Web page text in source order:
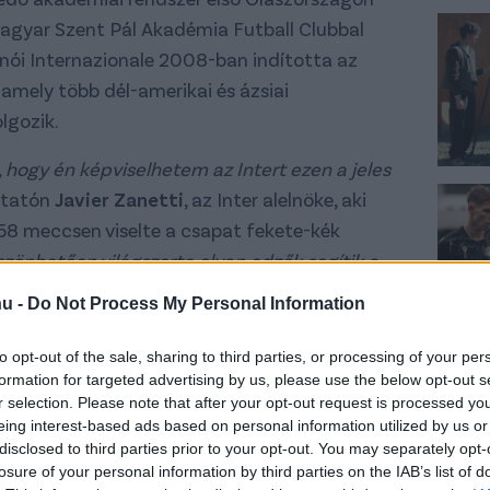
- Do Not Process My Personal Information
opt-out of the sale, sharing to third parties, or processing of your
for targeted advertising by us, please use the below opt-out
selection. Please note that after your opt-out request is processed
interest-based ads based on personal information utilized by us
to third parties prior to your opt-out. You may separately
of your personal information by third parties on the IAB’s list of
Szent Pál Akadémia Futball Clubbal
Internazionale 2008-ban indította az
több dél-amerikai és ázsiai
én képviselhetem az Intert ezen a jeles
Javier Zanetti, az Inter alelnöke, aki
meccsen viselte a csapat fekete-kék
világszerte olyan edzők segítik a
rendelkeznek. Ezzel az alappal pedig a
valóra váltsák álmaikat, most már itt, a
idézi nyilatkozatát a fradi.hu.
Arénában megtartották az Inter
bemutató edzését is, ezt a kék-feketék
és jelenlegi alelnöke, Zanetti tartotta a